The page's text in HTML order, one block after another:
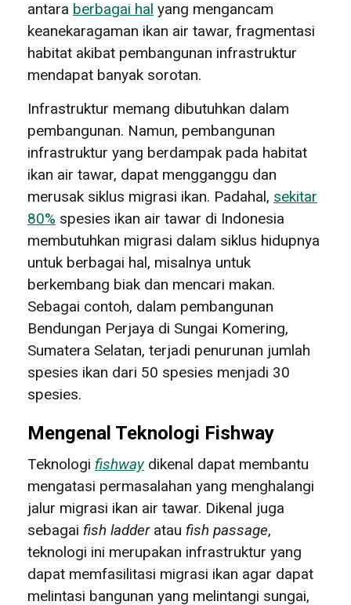
antara berbagai hal yang mengancam
keanekaragaman ikan air tawar, fragmentasi
habitat akibat pembangunan infrastruktur
mendapat banyak sorotan.
Infrastruktur memang dibutuhkan dalam
pembangunan. Namun, pembangunan
infrastruktur yang berdampak pada habitat
ikan air tawar, dapat mengganggu dan
merusak siklus migrasi ikan. Padahal, sekitar
80% spesies ikan air tawar di Indonesia
membutuhkan migrasi dalam siklus hidupnya
untuk berbagai hal, misalnya untuk
berkembang biak dan mencari makan.
Sebagai contoh, dalam pembangunan
Bendungan Perjaya di Sungai Komering,
Sumatera Selatan, terjadi penurunan jumlah
spesies ikan dari 50 spesies menjadi 30
spesies.
Mengenal Teknologi Fishway
Teknologi fishway dikenal dapat membantu
mengatasi permasalahan yang menghalangi
jalur migrasi ikan air tawar. Dikenal juga
sebagai fish ladderatau fish passage,
teknologi ini merupakan infrastruktur yang
dapat memfasilitasi migrasi ikan agar dapat
melintasi bangunan yang melintangi sungai,